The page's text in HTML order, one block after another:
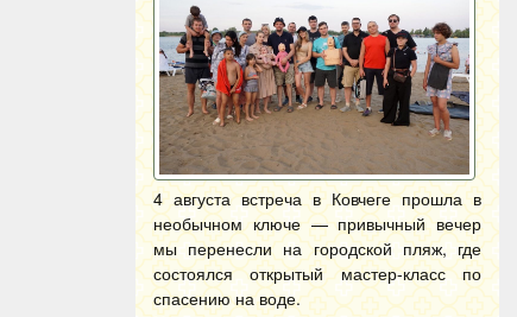
4 августа встреча в Ковчеге прошла в
необычном ключе — привычный вечер
мы перенесли на городской пляж, где
состоялся открытый мастер-класс по
спасению на воде.